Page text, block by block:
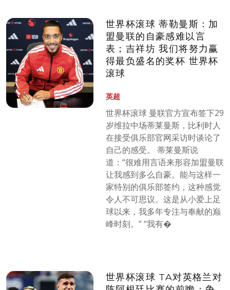
世界杯滚球 蒂勒曼斯：加
盟曼联的自豪感难以言
表；吉祥坊 我们将努力赢
得最负盛名的奖杯 世界杯
滚球
英超
世界杯滚球 曼联官方宣布签下29
岁维拉中场蒂莱曼斯，比利时人
在接受俱乐部官网采访时谈论了
自己的感受。 蒂莱曼斯说
道：“很难用言语来形容加盟曼联
让我感到多么自豪。能与这样一
家特别的俱乐部签约，这种感觉
令人不可思议。这是从小爱上足
球以来，我多年专注与奉献的巅
峰时刻。” “我有�
世界杯滚球 TA对英格兰对